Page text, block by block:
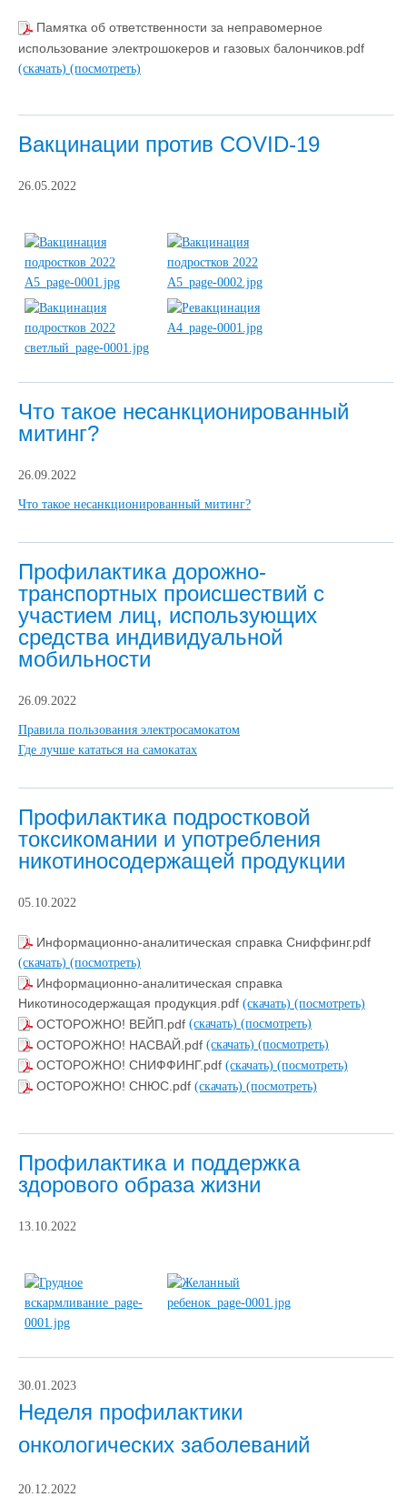
Памятка об ответственности за неправомерное
использование электрошокеров и газовых балончиков.pdf
(скачать) (посмотреть)
Вакцинации против COVID-19
26.05.2022
Что такое несанкционированный
митинг?
26.09.2022
Что такое несанкционированный митинг?
Профилактика дорожно-
транспортных происшествий с
участием лиц, использующих
средства индивидуальной
мобильности
26.09.2022
Правила пользования электросамокатом
Где лучше кататься на самокатах
Профилактика подростковой
токсикомании и употребления
никотиносодержащей продукции
05.10.2022
Информационно-аналитическая справка Сниффинг.pdf
(скачать) (посмотреть)
Информационно-аналитическая справка
Никотиносодержащая продукция.pdf (скачать) (посмотреть)
ОСТОРОЖНО! ВЕЙП.pdf (скачать) (посмотреть)
ОСТОРОЖНО! НАСВАЙ.pdf (скачать) (посмотреть)
ОСТОРОЖНО! СНИФФИНГ.pdf (скачать) (посмотреть)
ОСТОРОЖНО! СНЮС.pdf (скачать) (посмотреть)
Профилактика и поддержка
здорового образа жизни
13.10.2022
30.01.2023
Неделя профилактики
онкологических заболеваний
20.12.2022